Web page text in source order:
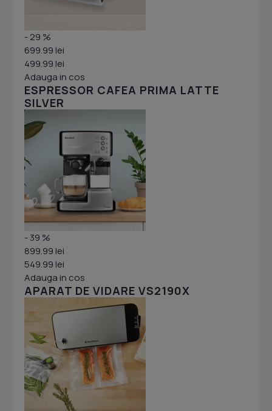
- 29 %
699.99 lei
499.99 lei
Adauga in cos
ESPRESSOR CAFEA PRIMA LATTE
SILVER
- 39 %
899.99 lei
549.99 lei
Adauga in cos
APARAT DE VIDARE VS2190X